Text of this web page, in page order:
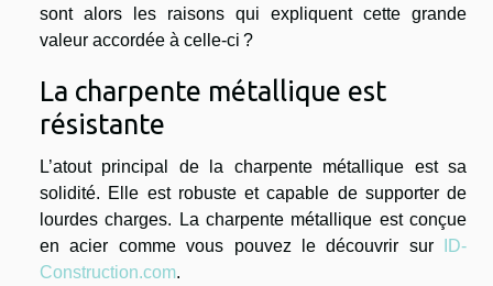
sont alors les raisons qui expliquent cette grande
valeur accordée à celle-ci ?
La charpente métallique est
résistante
L’atout principal de la charpente métallique est sa
solidité. Elle est robuste et capable de supporter de
lourdes charges. La charpente métallique est conçue
en acier comme vous pouvez le découvrir sur
ID-
Construction.com.